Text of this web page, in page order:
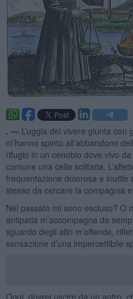
. — L’uggia del vivere giunta con
m’hanno spinto all’abbandono
rifugio in un cenobio dove vivo
comune una cella solitaria.
frequentazione dolorosa e inutile
stesso da cercare la compagnia e
Nel passato mi sono escluso? O
antipatia m’accompagna da
sguardo degli altri m’offende,
sensazione d’una impercettibile
Oggi, dovrei uscire da un antro,